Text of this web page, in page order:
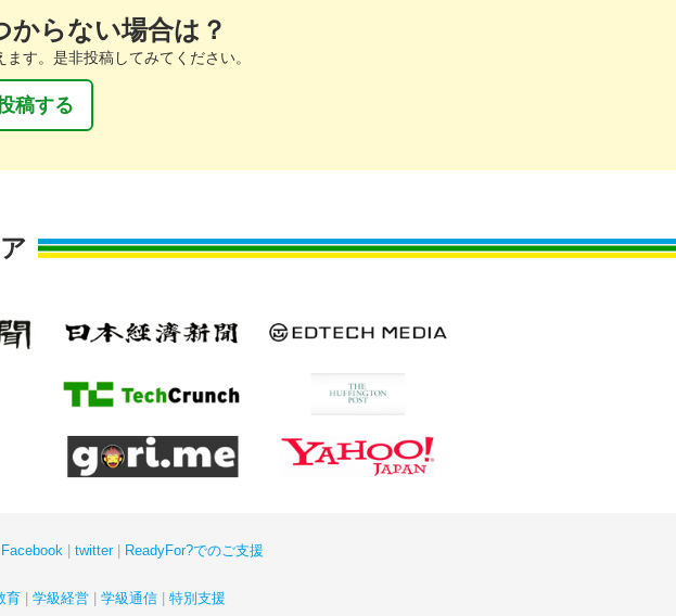
からない場合は？
す。是非投稿してみてください。
稿する
Facebook twitter ReadyFor?でのご支援
育 学級経営 学級通信 特別支援